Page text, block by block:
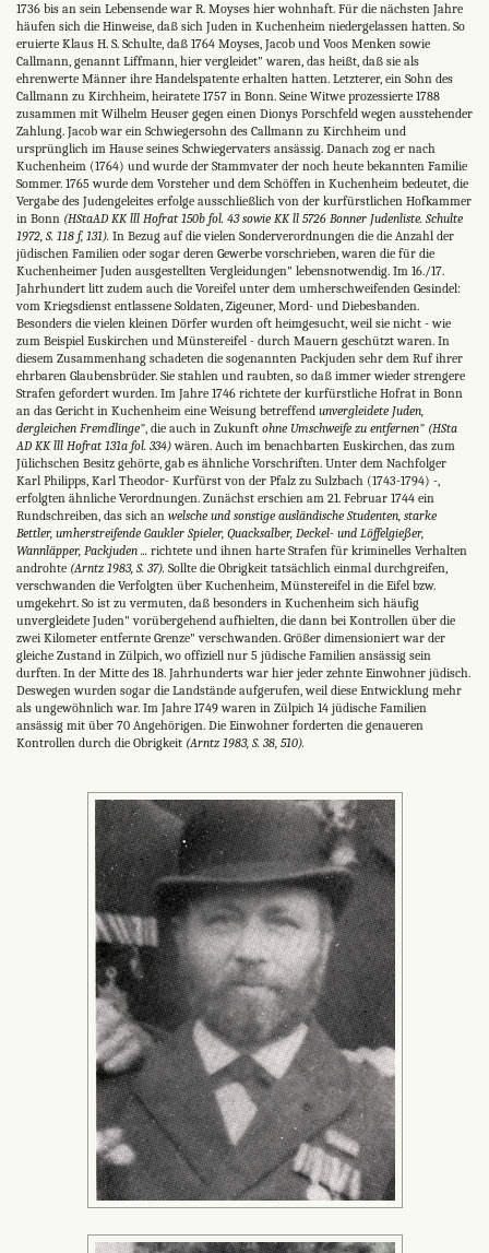
1736 bis an sein Lebensende war R. Moyses hier wohnhaft. Für die nächsten Jahre
häufen sich die Hinweise, daß sich Juden in Kuchenheim niedergelassen hatten. So
eruierte Klaus H. S. Schulte, daß 1764 Moyses, Jacob und Voos Menken sowie
Callmann, genannt Liffmann, hier vergleidet" waren, das heißt, daß sie als
ehrenwerte Männer ihre Handelspatente erhalten hatten. Letzterer, ein Sohn des
Callmann zu Kirchheim, heiratete 1757 in Bonn. Seine Witwe prozessierte 1788
zusammen mit Wilhelm Heuser gegen einen Dionys Porschfeld wegen ausstehender
Zahlung. Jacob war ein Schwiegersohn des Callmann zu Kirchheim und
ursprünglich im Hause seines Schwiegervaters ansässig. Danach zog er nach
Kuchenheim (1764) und wurde der Stammvater der noch heute bekannten Familie
Sommer. 1765 wurde dem Vorsteher und dem Schöffen in Kuchenheim bedeutet, die
Vergabe des Judengeleites erfolge ausschließlich von der kurfürstlichen Hofkammer
in Bonn (HStaAD KK lll Hofrat 150b fol. 43 sowie KK ll 5726 Bonner Judenliste. Schulte
1972, S. 118 f, 131). In Bezug auf die vielen Sonderverordnungen die die Anzahl der
jüdischen Familien oder sogar deren Gewerbe vorschrieben, waren die für die
Kuchenheimer Juden ausgestellten Vergleidungen" lebensnotwendig. Im 16./17.
Jahrhundert litt zudem auch die Voreifel unter dem umherschweifenden Gesindel:
vom Kriegsdienst entlassene Soldaten, Zigeuner, Mord- und Diebesbanden.
Besonders die vielen kleinen Dörfer wurden oft heimgesucht, weil sie nicht - wie
zum Beispiel Euskirchen und Münstereifel - durch Mauern geschützt waren. In
diesem Zusammenhang schadeten die sogenannten Packjuden sehr dem Ruf ihrer
ehrbaren Glaubensbrüder. Sie stahlen und raubten, so daß immer wieder strengere
Strafen gefordert wurden. Im Jahre 1746 richtete der kurfürstliche Hofrat in Bonn
an das Gericht in Kuchenheim eine Weisung betreffend unvergleidete Juden,
dergleichen Fremdlinge", die auch in Zukunft ohne Umschweife zu entfernen" (HSta
AD KK lll Hofrat 131a fol. 334) wären. Auch im benachbarten Euskirchen, das zum
Jülichschen Besitz gehörte, gab es ähnliche Vorschriften. Unter dem Nachfolger
Karl Philipps, Karl Theodor- Kurfürst von der Pfalz zu Sulzbach (1743-1794) -,
erfolgten ähnliche Verordnungen. Zunächst erschien am 21. Februar 1744 ein
Rundschreiben, das sich an welsche und sonstige ausländische Studenten, starke
Bettler, umherstreifende Gaukler Spieler, Quacksalber, Deckel- und Löffelgießer,
Wannläpper, Packjuden ... richtete und ihnen harte Strafen für kriminelles Verhalten
androhte (Arntz 1983, S. 37). Sollte die Obrigkeit tatsächlich einmal durchgreifen,
verschwanden die Verfolgten über Kuchenheim, Münstereifel in die Eifel bzw.
umgekehrt. So ist zu vermuten, daß besonders in Kuchenheim sich häufig
unvergleidete Juden" vorübergehend aufhielten, die dann bei Kontrollen über die
zwei Kilometer entfernte Grenze" verschwanden. Größer dimensioniert war der
gleiche Zustand in Zülpich, wo offiziell nur 5 jüdische Familien ansässig sein
durften. In der Mitte des 18. Jahrhunderts war hier jeder zehnte Einwohner jüdisch.
Deswegen wurden sogar die Landstände aufgerufen, weil diese Entwicklung mehr
als ungewöhnlich war. Im Jahre 1749 waren in Zülpich 14 jüdische Familien
ansässig mit über 70 Angehörigen. Die Einwohner forderten die genaueren
Kontrollen durch die Obrigkeit (Arntz 1983, S. 38, 510).